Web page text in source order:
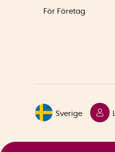
För Företag
Sverige